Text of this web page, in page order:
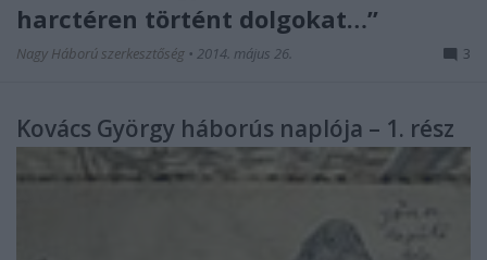
harctéren történt dolgokat…”
Nagy Háború szerkesztőség • 2014. május 26. 3
Kovács György háborús naplója – 1. rész